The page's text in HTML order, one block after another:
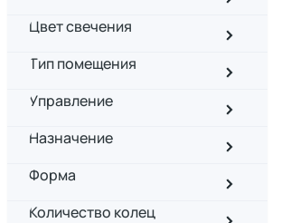
Цвет свечения
Тип помещения
Управление
Назначение
Форма
Количество колец